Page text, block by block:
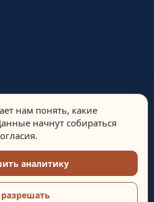
носят информационный
нам понять, какие
начнут собираться
аналитику